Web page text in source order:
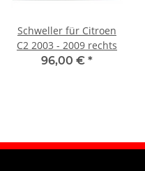
Schweller für Citroen
C2 2003 - 2009 rechts
96,00 € *